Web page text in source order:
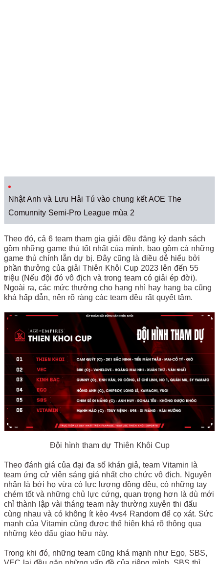
Nhật Anh và Lưu Hải Tú vào chung kết AOE The
Comunnity Semi-Pro League mùa 2
Theo đó, cả 6 team tham gia giải đều đăng ký danh sách
gồm những game thủ tốt nhất của mình, bao gồm cả những
game thủ chính lẫn dự bị. Đây cũng là điều dễ hiểu bởi
phần thưởng của giải Thiên Khôi Cup 2023 lên đến 55
triệu (Nếu đội đó vô địch và trong team có giải ép đời).
Ngoài ra, các mức thưởng cho hạng nhì hay hạng ba cũng
khá hấp dẫn, nên rõ ràng các team đều rất quyết tâm.
Đội hình tham dự Thiên Khôi Cup
Theo đánh giá của đại đa số khán giả, team Vitamin là
team ứng cử viên sáng giá nhất cho chức vô địch. Nguyên
nhân là bởi họ vừa có lực lượng đồng đều, có những tay
chém tốt và những chủ lực cứng, quan trọng hơn là dù mới
chỉ thành lập vài tháng team này thường xuyên thi đấu
cùng nhau và có không ít kèo 4vs4 Random để cọ xát. Sức
mạnh của Vitamin cũng được thể hiện khá rõ thông qua
những kèo đấu giao hữu này.
Trong khi đó, những team cũng khá mạnh như Ego, SBS,